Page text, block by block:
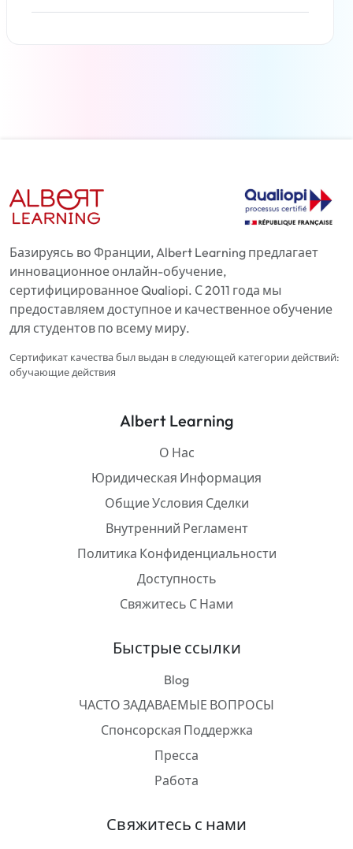
Базируясь во Франции, Albert Learning предлагает
инновационное онлайн-обучение,
сертифицированное Qualiopi. С 2011 года мы
предоставляем доступное и качественное обучение
для студентов по всему миру.
Сертификат качества был выдан в следующей категории действий:
обучающие действия
Albert Learning
О Нас
Юридическая Информация
Общие Условия Сделки
Внутренний Регламент
Политика Конфиденциальности
Доступность
Свяжитесь С Нами
Быстрые ссылки
Blog
ЧАСТО ЗАДАВАЕМЫЕ ВОПРОСЫ
Спонсорская Поддержка
Пресса
Работа
Свяжитесь с нами